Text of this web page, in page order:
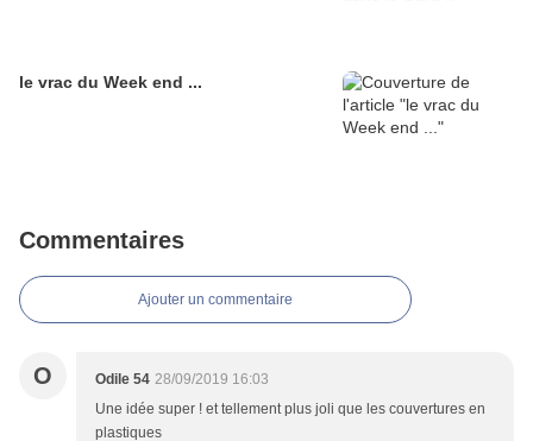
le vrac du Week end ...
Commentaires
Ajouter un commentaire
O Odile 54 28/09/2019 16:03
Une idée super ! et tellement plus joli que les couvertures en
plastiques